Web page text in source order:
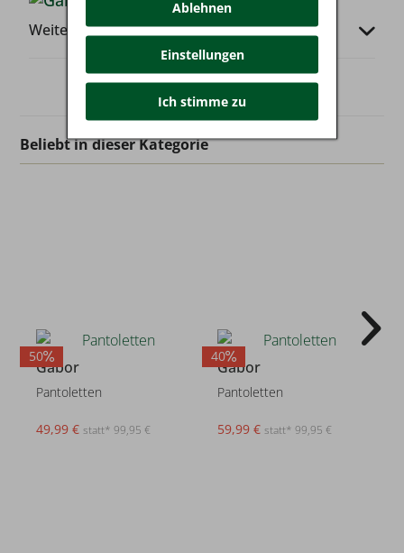
Weitere Infos
Beliebt in dieser Kategorie
50
Gabor
Pantoletten
49,99 € statt* 99,95 €
40
Gabor
Pantoletten
59,99 € statt* 99,95 €
Ablehnen
Einstellungen
Ich stimme zu